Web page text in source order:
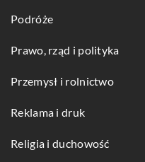
Podróże
Prawo, rząd i polityka
Przemysł i rolnictwo
Reklama i druk
Religia i duchowość